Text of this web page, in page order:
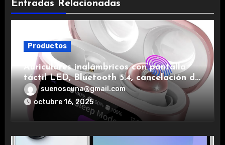
Entradas Relacionadas
Productos
Auriculares inalámbricos con pantalla
táctil LED, Bluetooth 5.4, cancelación de
ruido, impermeables y de larga duración.
suenoscuna@gmail.com
octubre 16, 2025